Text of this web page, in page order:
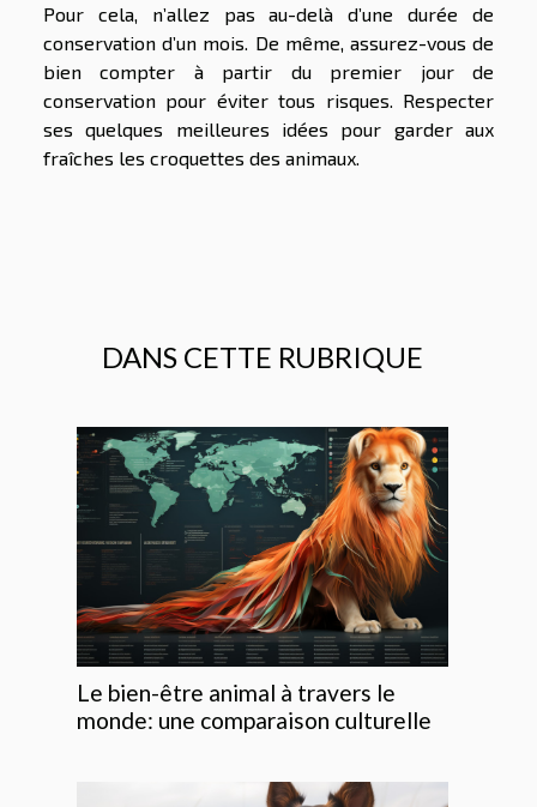
Pour cela, n’allez pas au-delà d’une durée de
conservation d’un mois. De même, assurez-vous de
bien compter à partir du premier jour de
conservation pour éviter tous risques. Respecter
ses quelques meilleures idées pour garder aux
fraîches les croquettes des animaux.
DANS CETTE RUBRIQUE
Le bien-être animal à travers le
monde: une comparaison culturelle